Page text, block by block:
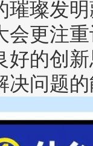
璀璨发
会更注
好的创
决问题